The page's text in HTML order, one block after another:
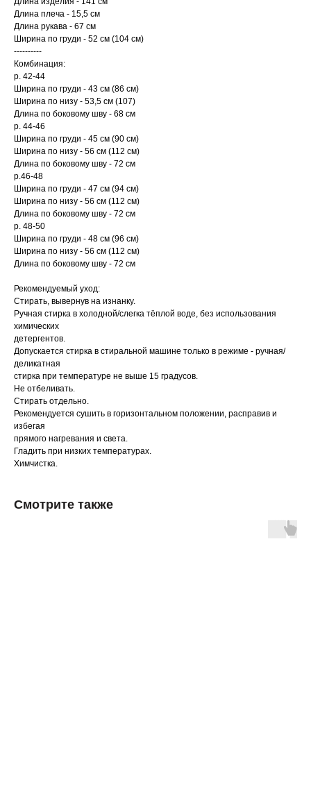
Длина плеча - 15,5 см
Длина рукава - 67 см
Ширина по груди - 52 см (104 см)
----------
Комбинация:
р. 42-44
Ширина по груди - 43 см (86 см)
Ширина по низу - 53,5 см (107)
Длина по боковому шву - 68 см
р. 44-46
Ширина по груди - 45 см (90 см)
Ширина по низу - 56 см (112 см)
Длина по боковому шву - 72 см
р.46-48
Ширина по груди - 47 см (94 см)
Ширина по низу - 56 см (112 см)
Длина по боковому шву - 72 см
р. 48-50
Ширина по груди - 48 см (96 см)
Ширина по низу - 56 см (112 см)
Длина по боковому шву - 72 см
Рекомендуемый уход:
Стирать, вывернув на изнанку.
Ручная стирка в холодной/слегка тёплой воде, без использования
химических
детергентов.
Допускается стирка в стиральной машине только в режиме - ручная/
деликатная
стирка при температуре не выше 15 градусов.
Не отбеливать.
Стирать отдельно.
Рекомендуется сушить в горизонтальном положении, расправив и
избегая
прямого нагревания и света.
Гладить при низких температурах.
Химчистка.
Смотрите также